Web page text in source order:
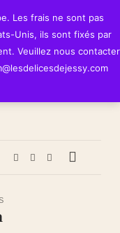
Les frais ne sont pas
Unis, ils sont fixés par
Veuillez nous contacter